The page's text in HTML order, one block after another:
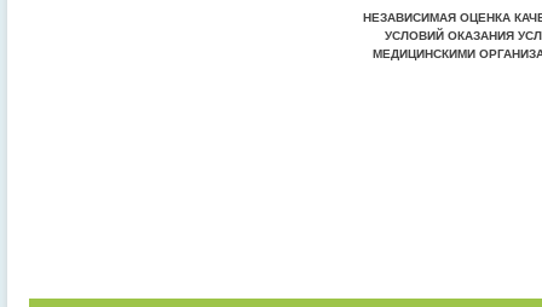
НЕЗАВИСИМАЯ ОЦЕНКА
УСЛОВИЙ ОКАЗАНИЯ
МЕДИЦИНСКИМИ